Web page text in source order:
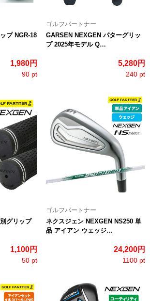
プ NGR-18
1,980円
90 pt
ゴルフパートナー
GARSEN NEXGEN パターグリッ
プ 2025年モデル Q…
5,280円
240 pt
グリップ
1,100円
50 pt
ゴルフパートナー
ネクスジェン NEXGEN NS250 単
品 アイアン ウェッジ…
24,200円
1100 pt